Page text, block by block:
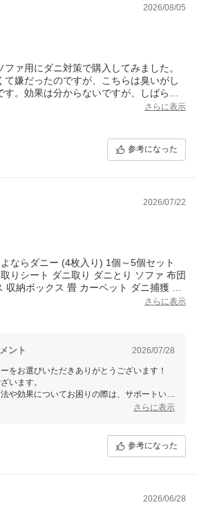
2026/08/05
ァ用にダニ対策で購入してみました。
て嫌だったのですが、こちらは臭いがし
。効果は分からないですが、しばらく
さらに表示
参考になった
2026/07/22
ならダニー (4枚入り) 1個～5個セット
りシート ダニ取り ダニとり ソファ 布団
納ボックス 畳 カーペット ダニ捕獲 ダ
ダニ対策 ダニ除け 掃除 リベルタさらに表示
ント 2026/07/28
をお選びいただきありがとうございます！
います。
や効果についてお困りの際は、サポートいた
さらに表示
参考になった
2026/06/28